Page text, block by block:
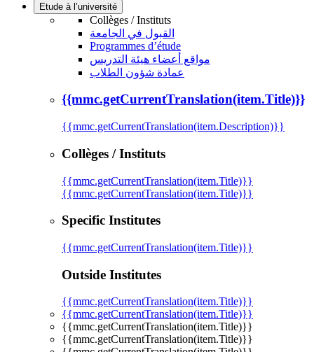
Etude à l’université
Collèges / Instituts
القبول في الجامعة
Programmes d’étude
مواقع أعضاء هيئة التدريس
عمادة شؤون الطلاب
{{mmc.getCurrentTranslation(item.Title)}}
{{mmc.getCurrentTranslation(item.Description)}}
Collèges / Instituts
{{mmc.getCurrentTranslation(item.Title)}}
{{mmc.getCurrentTranslation(item.Title)}}
Specific Institutes
{{mmc.getCurrentTranslation(item.Title)}}
Outside Institutes
{{mmc.getCurrentTranslation(item.Title)}}
{{mmc.getCurrentTranslation(item.Title)}}
{{mmc.getCurrentTranslation(item.Title)}}
{{mmc.getCurrentTranslation(item.Title)}}